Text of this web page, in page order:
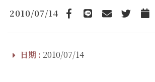
2010/07/14
Facebook
line emailTwitter
日期 : 2010/07/14